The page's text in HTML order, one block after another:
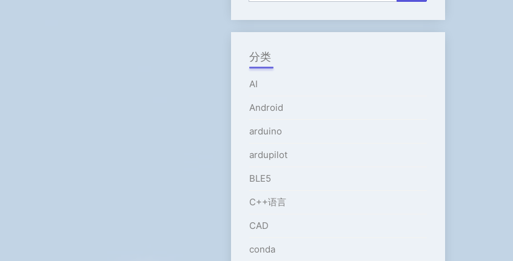
来
增
分类
AI
Android
arduino
ardupilot
BLE5
C++语言
CAD
conda